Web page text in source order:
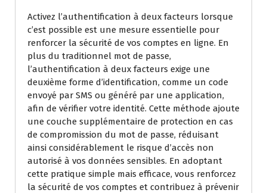
Activez l’authentification à deux facteurs lorsque
c’est possible est une mesure essentielle pour
renforcer la sécurité de vos comptes en ligne. En
plus du traditionnel mot de passe,
l’authentification à deux facteurs exige une
deuxième forme d’identification, comme un code
envoyé par SMS ou généré par une application,
afin de vérifier votre identité. Cette méthode ajoute
une couche supplémentaire de protection en cas
de compromission du mot de passe, réduisant
ainsi considérablement le risque d’accès non
autorisé à vos données sensibles. En adoptant
cette pratique simple mais efficace, vous renforcez
la sécurité de vos comptes et contribuez à prévenir